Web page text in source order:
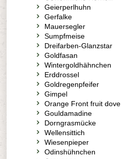
Geierperlhuhn
Gerfalke
Mauersegler
Sumpfmeise
Dreifarben-Glanzstar
Goldfasan
Wintergoldhähnchen
Erddrossel
Goldregenpfeifer
Gimpel
Orange Front fruit dove
Gouldamadine
Dorngrasmücke
Wellensittich
Wiesenpieper
Odinshühnchen